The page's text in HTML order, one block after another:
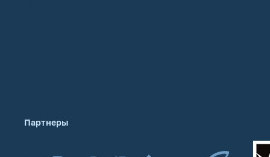
Партнеры